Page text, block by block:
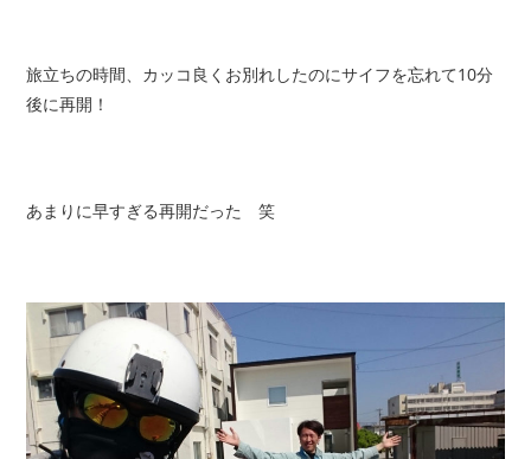
旅立ちの時間、カッコ良くお別れしたのにサイフを忘れて10分
後に再開！
あまりに早すぎる再開だった 笑